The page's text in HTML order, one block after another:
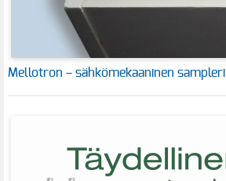
Mellotron – sähkömekaaninen sampleri